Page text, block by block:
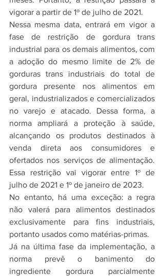
vigorar a partir de 1º de julho de 2021.
Nessa mesma data, entrará em vigor a
fase de restrição de gordura trans
industrial para os demais alimentos, com
a adoção do mesmo limite de 2% de
gorduras trans industriais do total de
gordura presente nos alimentos em
geral, industrializados e comercializados
no varejo e atacado. Dessa forma, a
norma ampliará a proteção à saúde,
alcançando os produtos destinados à
venda direta aos consumidores e
ofertados nos serviços de alimentação.
Essa restrição vai vigorar entre 1º de
julho de 2021 e 1º de janeiro de 2023.
No entanto, há uma exceção: a regra
não valerá para alimentos destinados
exclusivamente para fins industriais,
portanto usados como matérias-primas.
Já na última fase da implementação, a
norma prevê o banimento do
ingrediente gordura parcialmente